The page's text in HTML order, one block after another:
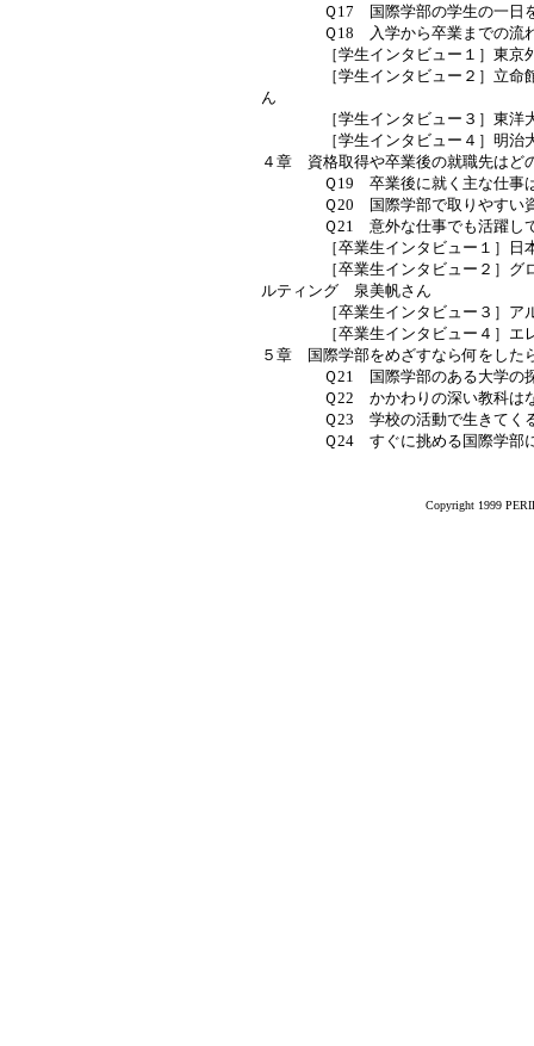
Ｑ17 国際学部の学生の一日を
Ｑ18 入学から卒業までの流れ
［学生インタビュー１］東京外
［学生インタビュー２］立命館
ん
［学生インタビュー３］東洋大
［学生インタビュー４］明治
４章 資格取得や卒業後の就職先はど
Ｑ19 卒業後に就く主な仕事は
Ｑ20 国際学部で取りやすい資
Ｑ21 意外な仕事でも活躍して
［卒業生インタビュー１］日本
［卒業生インタビュー２］グロ
ルティング 泉美帆さん
［卒業生インタビュー３］ア
［卒業生インタビュー４］エレ
５章 国際学部をめざすなら何をした
Ｑ21 国際学部のある大学の探し
Ｑ22 かかわりの深い教科はな
Ｑ23 学校の活動で生きてくる
Ｑ24 すぐに挑める国際学部に
Copyright 1999